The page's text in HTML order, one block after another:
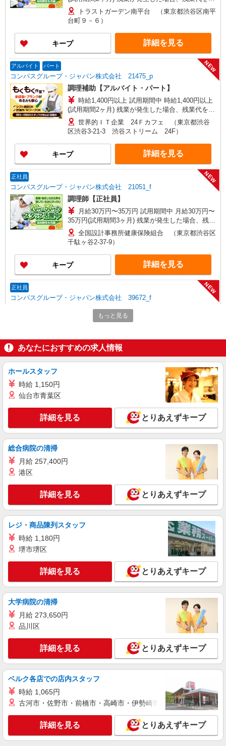
分単位で別途支給します。
トラストガーデン南平台 （東京都渋谷区南平
台町９－６）
キープ 詳細を見る
アルバイト パート
コンパスグループ・ジャパン株式会社 21475_p
NEW
調理補助【アルバイト・パート】
時給1,400円以上 試用期間中 時給1,400円以上
(試用期間2ヶ月) 残業が発生した場合、残業代を1
分単位で別途支給します。
世界的ＩＴ企業 24Ｆカフェ （東京都渋谷
区渋谷3-21-3 渋谷ストリーム 24F）
キープ 詳細を見る
正社員
コンパスグループ・ジャパン株式会社 21051_f
NEW
調理師【正社員】
月給30万円〜35万円 試用期間中 月給30万円〜
35万円(試用期間3ヶ月) 残業が発生した場合、残業
代を1分単位で別途支給します。 ※給与は経験や
前職給与に応じて決定します。
全国設計事務所健康保険組合 （東京都渋谷区
千駄ヶ谷2-37-9）
キープ 詳細を見る
正社員
コンパスグループ・ジャパン株式会社 39672_f
NEW
シェフ【正社員】
月給28万円〜33万円 試用期間中 月給28万円〜
代を1分単位で別途支給します。 ▼理論年収（基
本給12ヵ月＋賞与） 3,780,000〜4,620,000円 ▼
想定年収（理論年収＋残業20H/月）
4,250,930〜5,195,581円 ※給与は経験や前職給与
トラストガーデン南平台 （東京都渋谷区南平
台町９－６）
キープ 詳細を見る
アルバイト パート
コンパスグループ・ジャパン株式会社 21051_p
NEW
調理員【アルバイト・パート】
時給1,900円以上 試用期間中 時給1,900円以上
全国設計事務所健康保険組合 （東京都渋谷区
千駄ヶ谷2-37-9）
キープ 詳細を見る
パート
ツクイ渋谷桜丘（デイサービス）
デイサービス 調理スタッフ（ミールケアクル
アップ！ ※給与幅は資格・経験等による
東京都渋谷区桜丘町11-8
キープ 詳細を見る
パート
株式会社ニッコクトラスト 文化学園（281）
大学・専門学校内食堂の調理補助
時給1,246円 ※詳細は面接の際にご説明いたし
ます 【試用期間】 試用期間：有（2ヶ月） 試用期
東京都渋谷区代々木3-22-1
キープ 詳細を見る
パート
ケンタッキーフライドチキン 京王笹塚店
もっと見る
あなたにおすすめの求人情報
ホールスタッフ
時給 1,150円
仙台市青葉区
詳細を見る とりあえずキープ
総合病院の清掃
月給 257,400円
港区
詳細を見る とりあえずキープ
レジ・商品陳列スタッフ
時給 1,180円
堺市堺区
詳細を見る とりあえずキープ
大学病院の清掃
月給 273,650円
品川区
詳細を見る とりあえずキープ
ベルク各店での店内スタッフ
時給 1,065円
古河市・佐野市・前橋市・高崎市・伊勢崎市・太田市・館林市
詳細を見る とりあえずキープ